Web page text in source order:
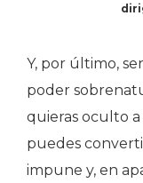
Y, por último,
poder
quieras oculto a
puedes
impune y, en